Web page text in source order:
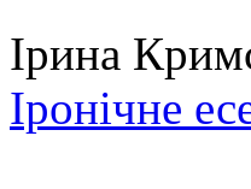
Ірина
Іронічне